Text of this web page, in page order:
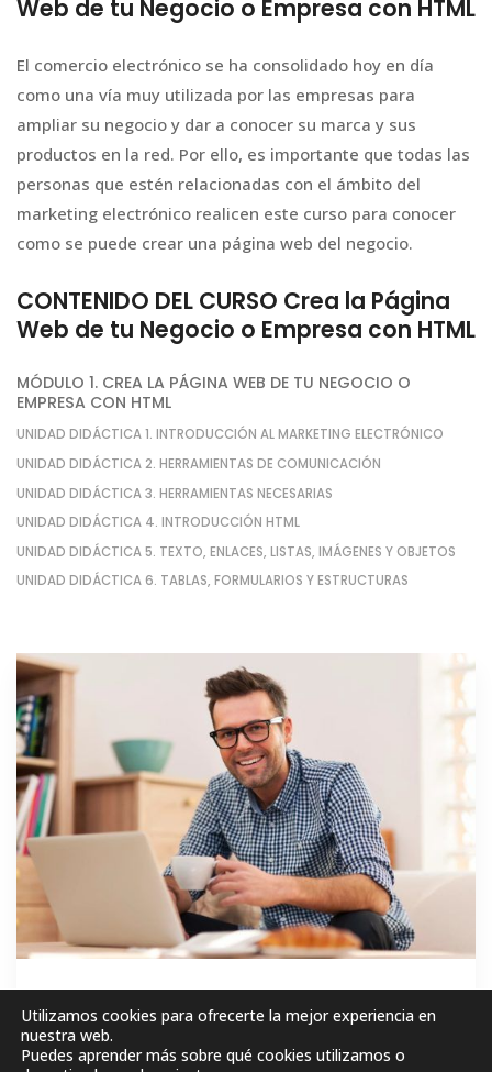
Web de tu Negocio o Empresa con HTML
El comercio electrónico se ha consolidado hoy en día
como una vía muy utilizada por las empresas para
ampliar su negocio y dar a conocer su marca y sus
productos en la red. Por ello, es importante que todas las
personas que estén relacionadas con el ámbito del
marketing electrónico realicen este curso para conocer
como se puede crear una página web del negocio.
CONTENIDO DEL CURSO Crea la Página
Web de tu Negocio o Empresa con HTML
MÓDULO 1. CREA LA PÁGINA WEB DE TU NEGOCIO O
EMPRESA CON HTML
UNIDAD DIDÁCTICA 1. INTRODUCCIÓN AL MARKETING ELECTRÓNICO
UNIDAD DIDÁCTICA 2. HERRAMIENTAS DE COMUNICACIÓN
UNIDAD DIDÁCTICA 3. HERRAMIENTAS NECESARIAS
UNIDAD DIDÁCTICA 4. INTRODUCCIÓN HTML
UNIDAD DIDÁCTICA 5. TEXTO, ENLACES, LISTAS, IMÁGENES Y OBJETOS
UNIDAD DIDÁCTICA 6. TABLAS, FORMULARIOS Y ESTRUCTURAS
GRATIS
MATRICÚLESE AHORA!
Utilizamos cookies para ofrecerte la mejor experiencia en
nuestra web.
Puedes aprender más sobre qué cookies utilizamos o